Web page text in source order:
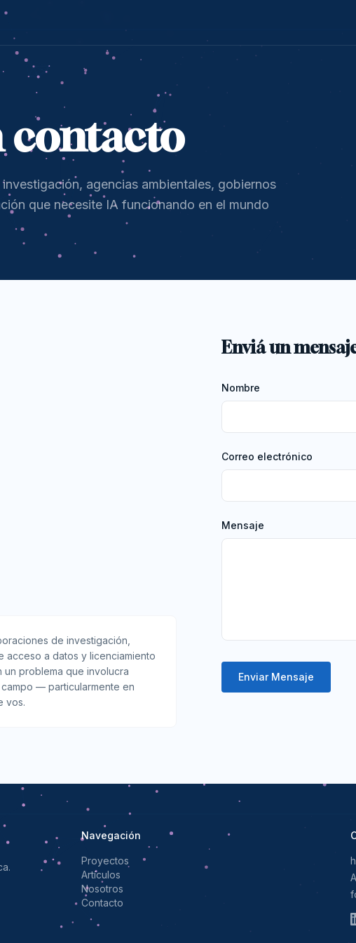
contacto
agencias ambientales, gobiernos
que necesite IA funcionando en el mundo
de investigación,
acceso a datos y licenciamiento
un problema que involucra
— particularmente en
vos.
Enviá un
Nombre
Correo electrónico
Mensaje
Enviar Mensaje
Navegación
Proyectos
Artículos
Nosotros
Contacto